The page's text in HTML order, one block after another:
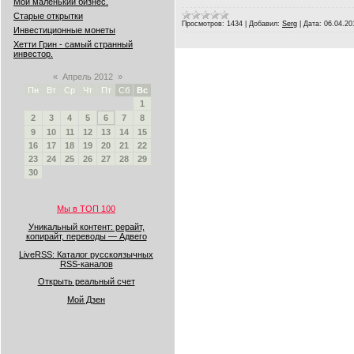
Старые открытки
Инвестиционные монеты
Хетти Грин - самый странный
инвестор.
« Апрель 2012 »
Пн
Вт Ср Чт Пт Сб
Вс
1
2
3 4 5 6 7
8
9
10 11 12 13 14
15
16
17 18 19 20 21
22
23
24 25 26 27 28
29
30
Мы в ТОП 100
Уникальный контент: рерайт,
копирайт, переводы — Адвего
LiveRSS: Каталог русскоязычных
RSS-каналов
Открыть реальный счет
Мой Дзен
Просмотров: 1434 Добавил: Serg Дата: